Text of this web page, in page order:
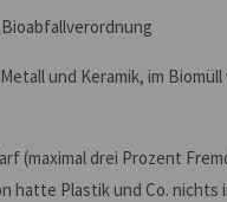
und Keramik, im
(maximal drei Prozent
Plastik und Co. nichts